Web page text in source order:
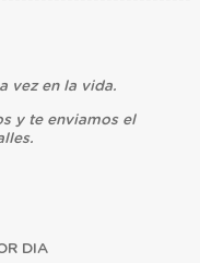
vez en la vida.
y te enviamos el
DIA